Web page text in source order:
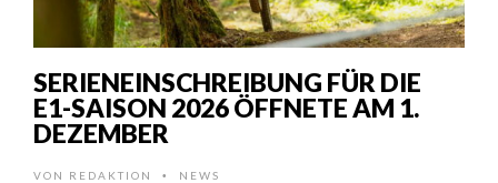
SERIENEINSCHREIBUNG FÜR DIE
E1-SAISON 2026 ÖFFNETE AM 1.
DEZEMBER
VON REDAKTION • NEWS